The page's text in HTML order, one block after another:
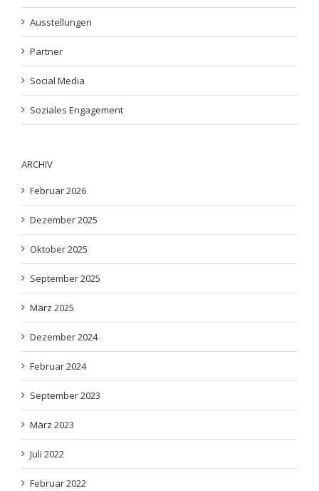
Ausstellungen
Partner
Social Media
Soziales Engagement
ARCHIV
Februar 2026
Dezember 2025
Oktober 2025
September 2025
März 2025
Dezember 2024
Februar 2024
September 2023
März 2023
Juli 2022
Februar 2022